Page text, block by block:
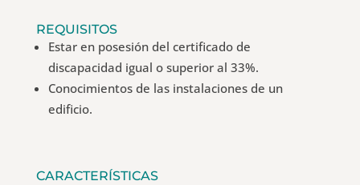
REQUISITOS
Estar en posesión del certificado de
discapacidad igual o superior al 33%.
Conocimientos de las instalaciones de un
edificio.
CARACTERÍSTICAS